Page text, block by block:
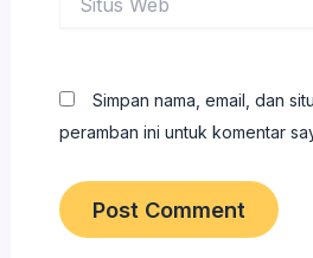
Web
Simpan nama, email, dan
peramban ini untuk komentar